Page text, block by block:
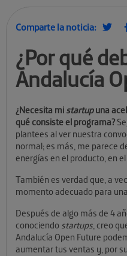
Comparte la noticia:
¿Por qué
Andalucía
¿Necesita mi startupuna
qué consiste el programa?
plantees al ver nuestra
normal; es más, me parece
energías en el producto, en
También es verdad que, a
momento adecuado para una
Después de algo más de 4
conociendo startups, creo
Andalucía Open Future
aumentar tus ventas y, por